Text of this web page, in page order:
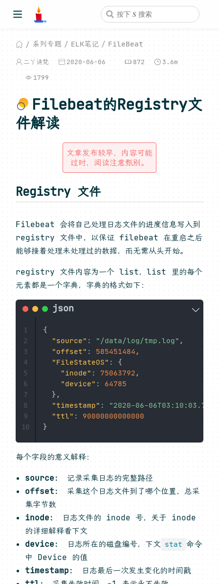
系列专题 ELK笔记 FileBeat
二丫讲梵 2020-06-06 872 3.6m
1799
Filebeat的Registry文
件解读
文章发布较早，内容可能
过时，阅读注意甄别。
Registry 文件
Filebeat 会将自己处理日志文件的进度信息写入到
registry 文件中，以保证 filebeat 在重启之后
能够接着处理未处理过的数据，而无需从头开始。
registry 文件内容为一个 list，list 里的每个
元素都是一个字典，字典的格式如下：
{
"source" : "/data/log/tmp.log" ,
"offset" : 585451484 ,
"FileStateOS" :
{
"inode" : 75063792 ,
"device" :
64785
} ,
"timestamp" :
"2020-06-
"ttl" :
90000000000000
}
1
2
3
4
5
6
7
8
9
10
每个字段的意义解释：
source：
记录采集日志的完整路径
offset：
采集这个日志文件到了哪个位置，总采
集字节数
inode：
日志文件的 inode 号，关于 inode
的详细解释看下文
device：
日志所在的磁盘编号，下文 stat 命令
中 Device 的值
timestamp：
日志最后一次发生变化的时间戳